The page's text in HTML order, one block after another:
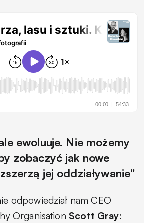
ewoluuje. Nie możemy
zobaczyć jak nowe
jej oddziaływanie"
odpowiedział nam CEO
Organisation Scott Gray: